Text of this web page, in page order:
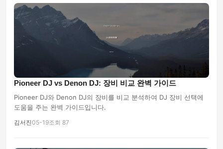
Pioneer DJ vs Denon DJ: 장비 비교 완벽 가이드
Pioneer DJ와 Denon DJ의 장비를 비교 분석하여 DJ 장비 선택에
도움을 주는 완벽 가이드입니다.
김서진05-19조회 87